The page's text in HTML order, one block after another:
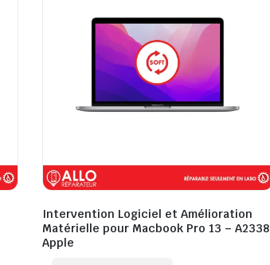
Intervention Logiciel et Amélioration
Matérielle pour Macbook Pro 13 – A2338
Apple